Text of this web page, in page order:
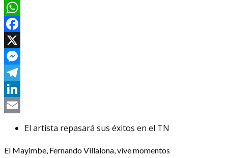
WhatsApp
Facebook
X
Messenger
Telegram
LinkedIn
El artista repasará sus éxitos en el TN
El Mayimbe, Fernando Villalona, vive momentos